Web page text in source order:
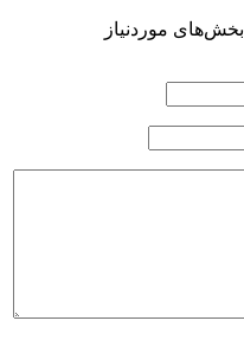
بخش‌های موردنیاز